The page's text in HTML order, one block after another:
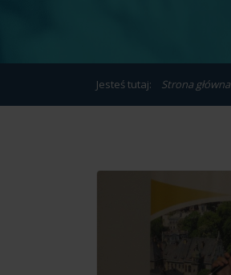
Jesteś tutaj: Strona główna